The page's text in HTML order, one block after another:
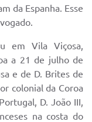
da Espanha. Esse
em Vila Viçosa,
a 21 de julho de
e de D. Brites de
colonial da Coroa
D. João III,
na costa do